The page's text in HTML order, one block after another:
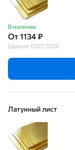
В наличии
От 1134 ₽
Цена от 17.07.2026
Латунный лист